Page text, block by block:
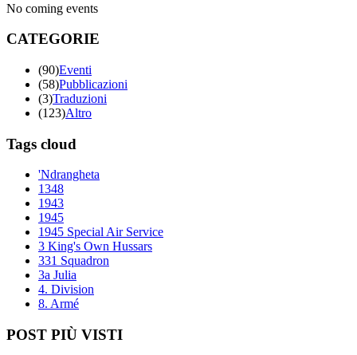
No coming events
CATEGORIE
(90)Eventi
(58)Pubblicazioni
(3)Traduzioni
(123)Altro
Tags cloud
'Ndrangheta
1348
1943
1945
1945 Special Air Service
3 King's Own Hussars
331 Squadron
3a Julia
4. Division
8. Armé
POST PIÙ VISTI